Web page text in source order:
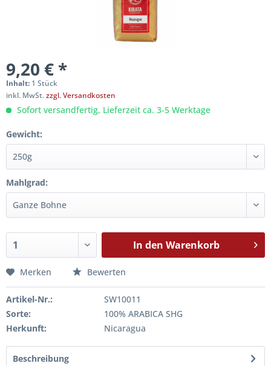
9,20 € *
Inhalt: 1 Stück
inkl. MwSt.zzgl. Versandkosten
Sofort versandfertig, Lieferzeit ca. 3-5 Werktage
Gewicht:
Mahlgrad:
In den Warenkorb
Merken Bewerten
Artikel-Nr.:
SW10011
Sorte:
100% ARABICA SHG
Herkunft:
Nicaragua
Beschreibung